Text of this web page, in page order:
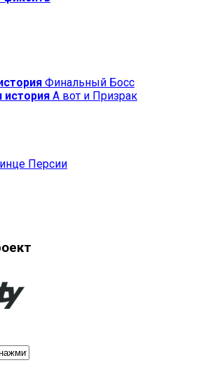
Финальный Босс
А вот и Призрак
Персии